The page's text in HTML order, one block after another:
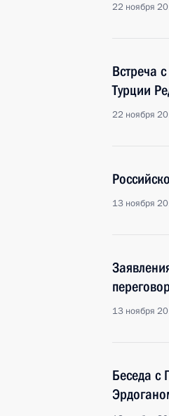
22 ноября
Встреча
Турции
22 ноября
13 ноября
13 ноября
Беседа с